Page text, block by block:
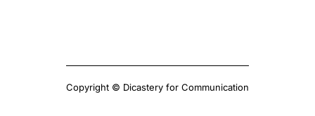
Copyright © Dicastery for Communication